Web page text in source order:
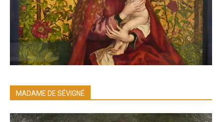
MADAME DE SÉVIGNÉ